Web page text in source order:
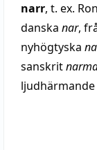
narr, t. ex.
danska nar,
nyhögtyska
sanskrit